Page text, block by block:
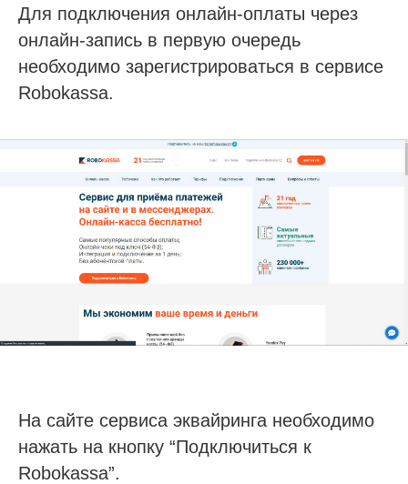
Для подключения онлайн-оплаты через
онлайн-запись в первую очередь
необходимо зарегистрироваться в сервисе
Robokassa.
На сайте сервиса эквайринга необходимо
нажать на кнопку “Подключиться к
Robokassa”.